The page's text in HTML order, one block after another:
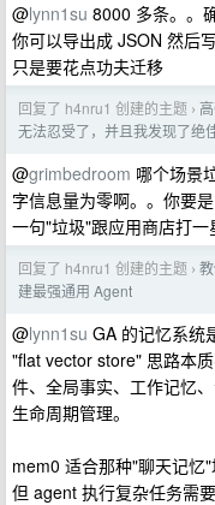
@lynn1su 8000 多条。。
你可以导出成 JSON 然后
只是要花点功夫迁移
回复了 h4nru1 创建的主题 ›
无法忍受了，并且我发现了绝
@grimbedroom 哪个场景
字信息量为零啊。。你要
一句"垃圾"跟应用商店打一
回复了 h4nru1 创建的主题 ›
建最强通用 Agent
@lynn1su GA 的记忆系统
"flat vector store" 思路本
件、全局事实、工作记忆
生命周期管理。
mem0 适合那种"聊天记
但 agent 执行复杂任务需